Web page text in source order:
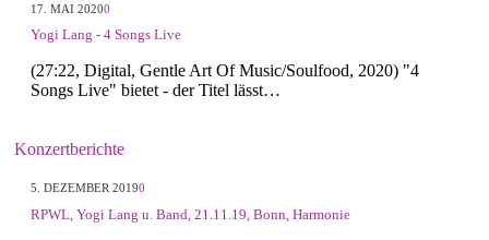
17. MAI 20200
Yogi Lang - 4 Songs Live
(27:22, Digital, Gentle Art Of Music/Soulfood, 2020) "4
Songs Live" bietet - der Titel lässt…
Konzertberichte
5. DEZEMBER 20190
RPWL, Yogi Lang u. Band, 21.11.19, Bonn, Harmonie